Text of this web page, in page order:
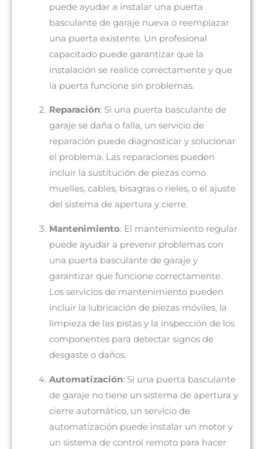
puede ayudar a instalar una puerta
basculante de garaje nueva o reemplazar
una puerta existente. Un profesional
capacitado puede garantizar que la
instalación se realice correctamente y que
la puerta funcione sin problemas.
Reparación: Si una puerta basculante de
garaje se daña o falla, un servicio de
reparación puede diagnosticar y solucionar
el problema. Las reparaciones pueden
incluir la sustitución de piezas como
muelles, cables, bisagras o rieles, o el ajuste
del sistema de apertura y cierre.
Mantenimiento: El mantenimiento regular
puede ayudar a prevenir problemas con
una puerta basculante de garaje y
garantizar que funcione correctamente.
Los servicios de mantenimiento pueden
incluir la lubricación de piezas móviles, la
limpieza de las pistas y la inspección de los
componentes para detectar signos de
desgaste o daños.
Automatización: Si una puerta basculante
de garaje no tiene un sistema de apertura y
cierre automático, un servicio de
automatización puede instalar un motor y
un sistema de control remoto para hacer